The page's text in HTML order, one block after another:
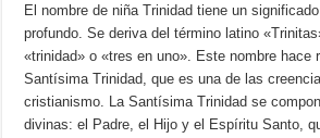
El nombre de niña Trinidad tiene un
profundo. Se deriva del término latino
«trinidad» o «tres en uno». Este nombre hace
Santísima Trinidad, que es una de las
cristianismo. La Santísima Trinidad se
divinas: el Padre, el Hijo y el Espíritu Santo,